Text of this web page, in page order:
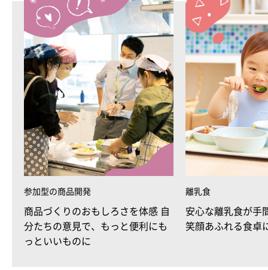
参加型の商品開発
商品づくりのおもしろさを体感 自
分たちの意見で、もっと便利にも
っといいものに
離乳食
安心な離乳食が手
笑顔あふれる食卓